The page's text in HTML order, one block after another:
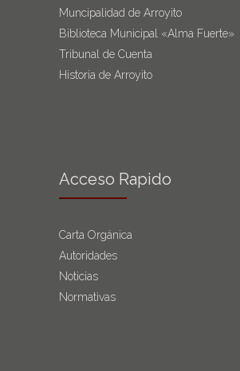
Muncipalidad de Arroyito
Biblioteca Municipal «Alma Fuerte»
Tribunal de Cuenta
Historia de Arroyito
Acceso Rapido
Carta Orgánica
Autoridades
Noticias
Normativas